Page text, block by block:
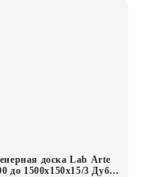
доска Lab Arte
до 1500х150х15/3 Дуб